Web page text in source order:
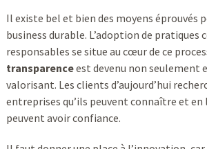
Il existe bel et bien des moyens éprouvés
business durable. L’adoption de pratiques
responsables se situe au cœur de ce
transparenceest devenu non seulement
valorisant. Les clients d’aujourd’hui
entreprises qu’ils peuvent connaître et en
peuvent avoir confiance.